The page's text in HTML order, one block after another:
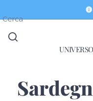
Cerca